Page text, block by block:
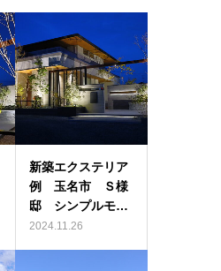
新築エクステリア
例 玉名市 Ｓ様
邸 シンプルモ…
2024.11.26